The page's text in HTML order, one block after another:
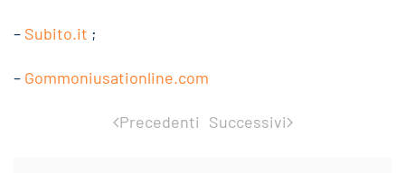
– Subito.it ;
– Gommoniusationline.com
Precedenti Successivi